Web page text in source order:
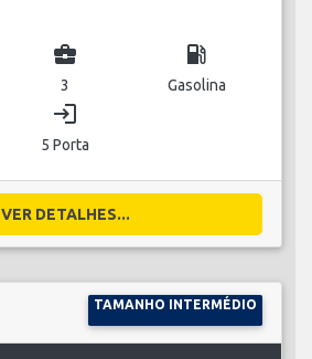
business_center
3
local_gas_station
Gasolina
login
5 Porta
VER DETALHES...
TAMANHO INTERMÉDIO